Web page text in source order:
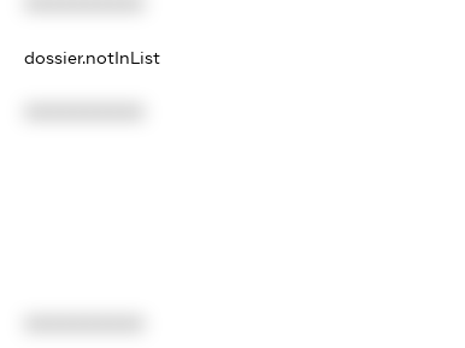
dossier.notInList